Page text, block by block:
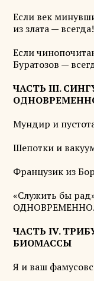
Если век
из злата — всегда!
Если
Буратозов —
ЧАСТЬ III.
Мундир и
Шепотки и
Французик из
«Служить бы
ОДНОВРЕМЕННО.
ЧАСТЬ IV.
БИОМАССЫ
Я и ваш